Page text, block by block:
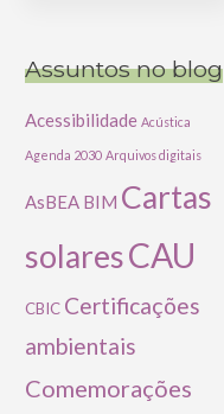
Assuntos no blog
Acessibilidade Acústica
Agenda 2030 Arquivos digitais
AsBEA BIM Cartas
solaresCAU
CBIC Certificações
ambientais
Comemorações